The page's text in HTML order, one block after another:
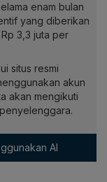
enam bulan
yang diberikan
3,3 juta per
situs resmi
akun
akan mengikuti
AI